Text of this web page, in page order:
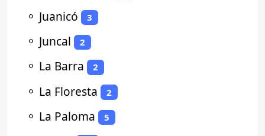
⚬ Juanicó 3
⚬ Juncal 2
⚬ La Barra 2
⚬ La Floresta 2
⚬ La Paloma 5